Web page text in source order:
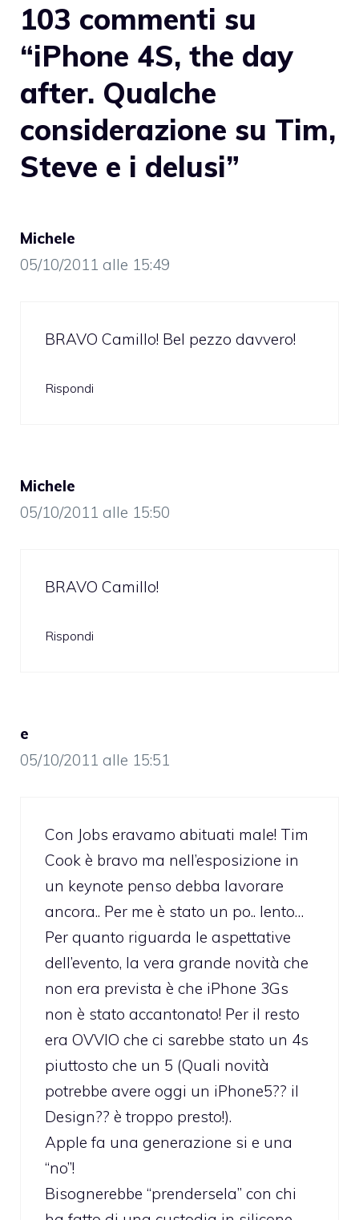
103 commenti su
“iPhone 4S, the day
after. Qualche
considerazione su Tim,
Steve e i delusi”
Michele
05/10/2011 alle 15:49
BRAVO Camillo! Bel pezzo davvero!
Rispondi
Michele
05/10/2011 alle 15:50
BRAVO Camillo!
Rispondi
e
05/10/2011 alle 15:51
Con Jobs eravamo abituati male! Tim
Cook è bravo ma nell’esposizione in
un keynote penso debba lavorare
ancora.. Per me è stato un po.. lento…
Per quanto riguarda le aspettative
dell’evento, la vera grande novità che
non era prevista è che iPhone 3Gs
non è stato accantonato! Per il resto
era OVVIO che ci sarebbe stato un 4s
piuttosto che un 5 (Quali novità
potrebbe avere oggi un iPhone5?? il
Design?? è troppo presto!).
Apple fa una generazione si e una
“no”!
Bisognerebbe “prendersela” con chi